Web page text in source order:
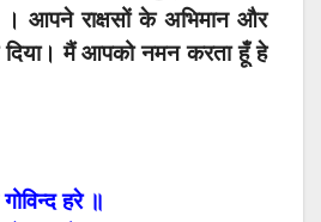
। आपने राक्षसों के अभिमान और
दिया। मैं आपको नमन करता हूँ हे
गोविन्द हरे ॥